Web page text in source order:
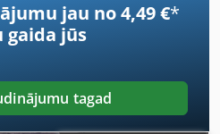
jau no 4,49 €*
gaida jūs
tagad